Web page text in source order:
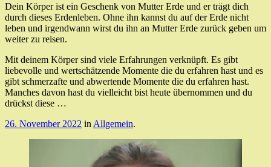
Dein Körper ist ein Geschenk von Mutter Erde und er trägt dich
durch dieses Erdenleben. Ohne ihn kannst du auf der Erde nicht
leben und irgendwann wirst du ihn an Mutter Erde zurück geben um
weiter zu reisen.
Mit deinem Körper sind viele Erfahrungen verknüpft. Es gibt
liebevolle und wertschätzende Momente die du erfahren hast und es
gibt schmerzafte und abwertende Momente die du erfahren hast.
Manches davon hast du vielleicht bist heute übernommen und du
drückst diese …
26. November 2022 in Allgemein.